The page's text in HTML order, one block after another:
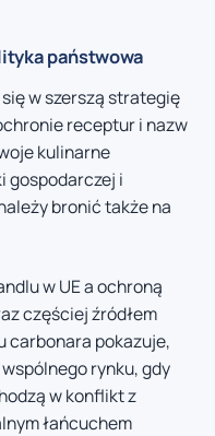
państwowa
w szerszą strategię
receptur i nazw
kulinarne
gospodarczej i
bronić także na
w UE a ochroną
częściej źródłem
carbonara pokazuje,
rynku, gdy
w konflikt z
łańcuchem